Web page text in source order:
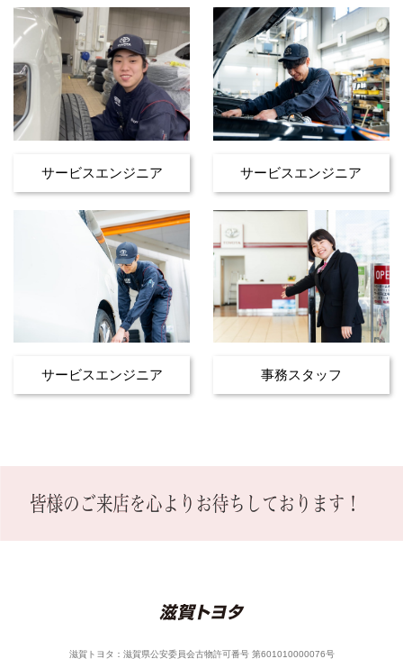
サービスエンジニア サービスエンジニア
サービスエンジニア 事務スタッフ
滋賀トヨタ：滋賀県公安委員会古物許可番号 第601010000076号